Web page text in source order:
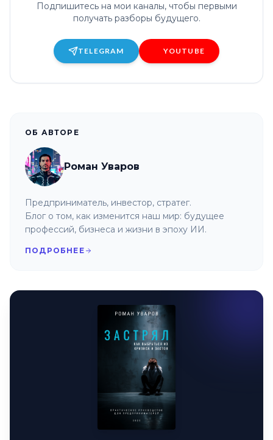
Подпишитесь на мои каналы, чтобы первыми
получать разборы будущего.
TELEGRAM YOUTUBE
ОБ АВТОРЕ
Роман Уваров
Предприниматель, инвестор, стратег.
Блог о том, как изменится наш мир: будущее
профессий, бизнеса и жизни в эпоху ИИ.
ПОДРОБНЕЕ